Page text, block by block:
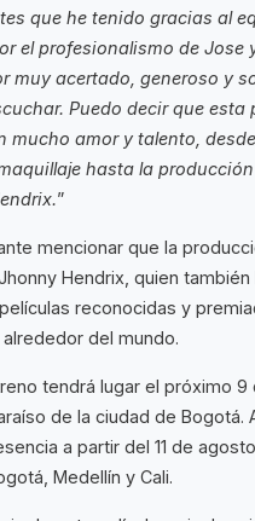
que he tenido gracias al
el profesionalismo de Jose
muy acertado, generoso y
Puedo decir que esta
mucho amor y talento,
hasta la
”
mencionar que la
Hendrix, quien
reconocidas y
del mundo.
tendrá lugar el próximo 9
de la ciudad de Bogotá.
a partir del 11 de
Medellín y Cali.